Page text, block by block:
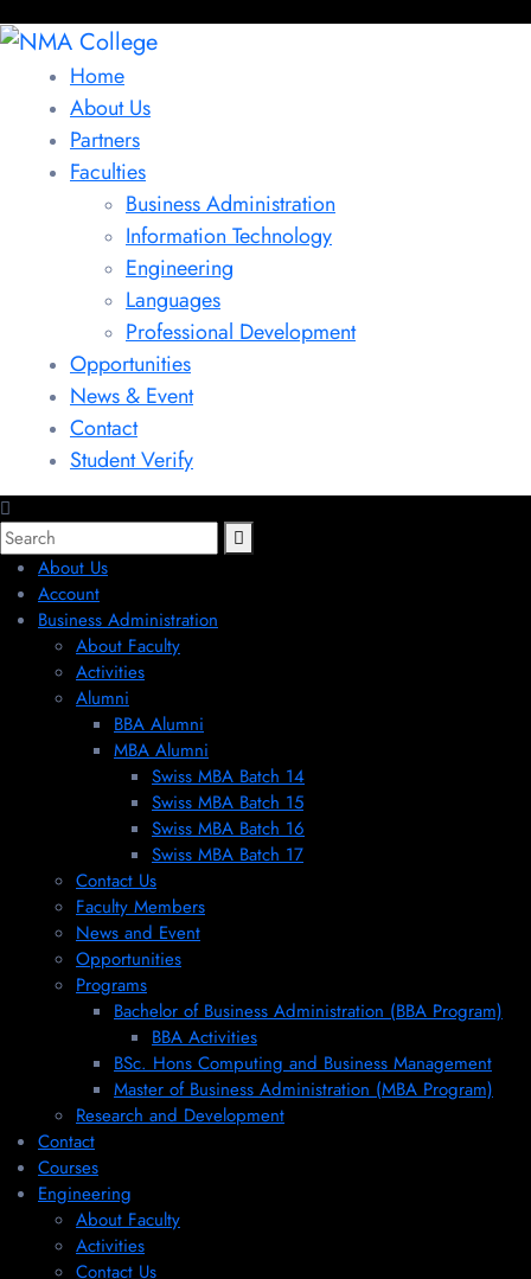
Home
About Us
Partners
Faculties
Business Administration
Information Technology
Engineering
Languages
Professional Development
Opportunities
News & Event
Contact
Student Verify
About Us
Account
Business Administration
About Faculty
Activities
Alumni
BBA Alumni
MBA Alumni
Swiss MBA Batch 14
Swiss MBA Batch 15
Swiss MBA Batch 16
Swiss MBA Batch 17
Contact Us
Faculty Members
News and Event
Opportunities
Programs
Bachelor of Business Administration (BBA Program)
BBA Activities
BSc. Hons Computing and Business Management
Master of Business Administration (MBA Program)
Research and Development
Contact
Courses
Engineering
About Faculty
Activities
Contact Us